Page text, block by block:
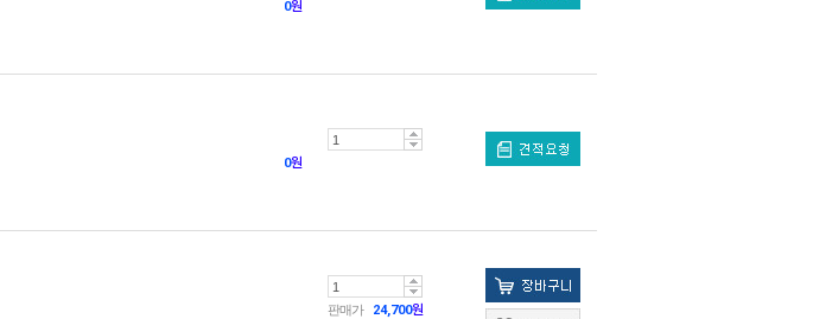
0원
0원
판매가 24,700원